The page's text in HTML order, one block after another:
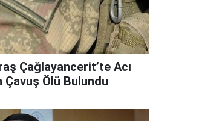
Çağlayancerit’te Acı
Çavuş Ölü Bulundu